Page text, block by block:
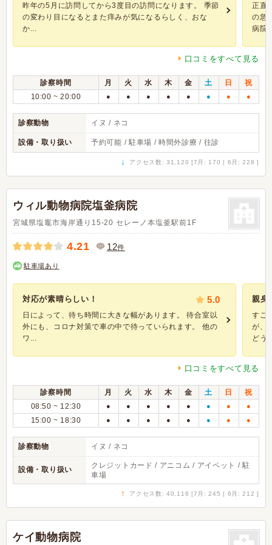
昨年の5月に訪問してから3度目の訪問になります。 季節
の変わり目になるとまた痒みが気になるらしく、おな
か...
正直
の急
病院
口コミをすべて見る
診察時間 月 火 水 木 金 土 日
祝
10:00 ~ 20:00
● ● ● ● ● ● ● ●
診察動物 イヌ / ネコ
設備・取り扱い 予約可能 / 駐車場 / 時間外診療 / 往診
↓ アクセス数: 31,120 [7月: 170 | 6月: 228 ]
ウィル動物病院塩釜病院
宮城県塩竈市海岸通り15-20 セレーノ本塩釜駅前1F
4.21 12件
駐車場あり
対応が素晴らしい！ 5.0
日によって、待ち時間に大きな幅があります。 待合室以
外にも、コロナ対策で車の中で待っていられます。 他の
ワ...
親身
すご
が、
どう
口コミをすべて見る
診察時間 月 火 水 木 金 土 日
祝
08:50 ~ 12:30
● ● ● ● ● ● ● ●
15:00 ~ 18:30 ● ● ● ● ● ● ● ●
診察動物 イヌ / ネコ
設備・取り扱い
クレジットカード / アニコム / アイペット / 駐
車場
↑ アクセス数: 40,116 [7月: 245 | 6月: 212 ]
ケイ動物病院